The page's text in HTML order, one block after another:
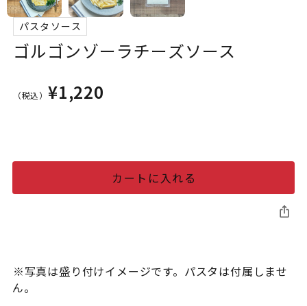
パスタソース
ゴルゴンゾーラチーズソース
（税込） ¥1,220
カートに入れる
※写真は盛り付けイメージです。パスタは付属しませ
ん。